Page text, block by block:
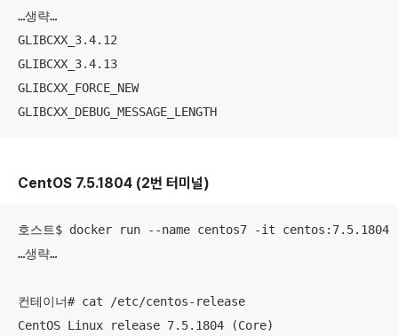
…생략…
GLIBCXX_3.4.12
GLIBCXX_3.4.13
GLIBCXX_FORCE_NEW
GLIBCXX_DEBUG_MESSAGE_LENGTH
CentOS 7.5.1804 (2번 터미널)
호스트$ docker run --name centos7 -it centos:7.5.1804
…생략…
컨테이너# cat /etc/centos-release
CentOS Linux release 7.5.1804 (Core)